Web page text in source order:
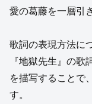
愛の葛藤を一層引
歌詞の表現方法に
『地獄先生』の
を描写することで
す。